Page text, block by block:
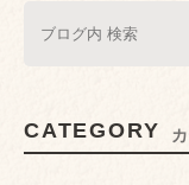
CATEGORY